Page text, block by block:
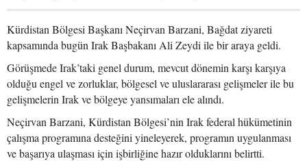
Kürdistan Bölgesi Başkanı Neçirvan Barzani, Bağdat ziyareti
kapsamında bugün Irak Başbakanı Ali Zeydi ile bir araya geldi.
Görüşmede Irak’taki genel durum, mevcut dönemin karşı karşıya
olduğu engel ve zorluklar, bölgesel ve uluslararası gelişmeler ile bu
gelişmelerin Irak ve bölgeye yansımaları ele alındı.
Neçirvan Barzani, Kürdistan Bölgesi’nin Irak federal hükümetinin
çalışma programına desteğini yineleyerek, programın uygulanması
ve başarıya ulaşması için işbirliğine hazır olduklarını belirtti.